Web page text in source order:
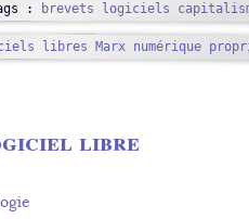
: brevets logiciels
libres Marx numérique
libre